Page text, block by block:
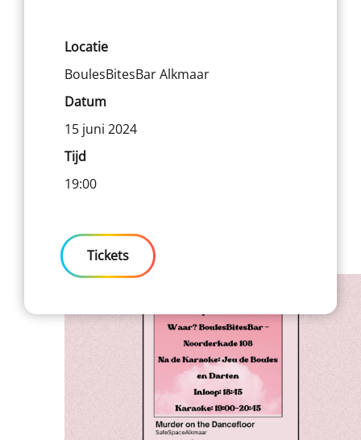
Locatie
BoulesBitesBar Alkmaar
Datum
15 juni 2024
Tijd
19:00
Tickets